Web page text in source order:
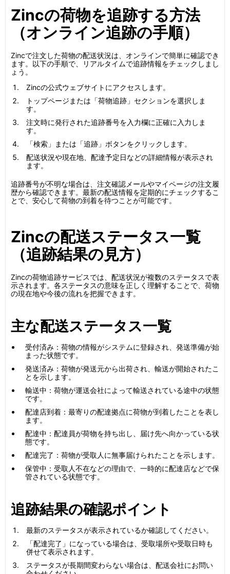
Zincの荷物を追跡する方法
（オンライン追跡の手順）
Zincで注文した荷物の配送状況は、オンラインで簡単に確認でき
ます。以下の手順で、リアルタイムで追跡情報をチェックしまし
ょう。
Zincの公式ウェブサイトにアクセスします。
トップページまたは「荷物追跡」セクションを選択しま
す。
注文時に発行された追跡番号を入力欄に正確に入力しま
す。
「検索」または「追跡」ボタンをクリックします。
配送状況や現在地、配達予定日などの詳細情報が表示され
ます。
追跡番号が不明な場合は、注文確認メールやマイページの注文履
歴から確認できます。最新の配送情報を定期的にチェックするこ
とで、安心して荷物の到着を待つことが可能です。
Zincの配送ステータス一覧
（追跡結果の見方）
Zincの荷物追跡サービスでは、配送状況が複数のステータスで表
示されます。各ステータスの意味を正しく理解することで、荷物
の現在地や今後の流れを把握できます。
主な配送ステータス一覧
受付済み：荷物の情報がシステムに登録され、発送準備が始
まった状態です。
発送済み：荷物が発送元から出荷され、輸送が開始されたこ
とを示します。
輸送中：荷物が運送会社によって輸送されている途中の状態
です。
配達店到着：最寄りの配達拠点に荷物が到着したことを表し
ます。
配達中：配達員が荷物を持ち出し、届け先へ向かっている状
態です。
配達完了：荷物が受取人に無事届けられたことを示します。
保管中：受取人不在などの理由で、一時的に配達店などで保
管されている状態です。
追跡結果の確認ポイント
最新のステータスが表示されているか確認してください。
「配達完了」になっている場合は、受取場所や受取日時も
併せて表示されます。
ステータスが長期間変わらない場合は、配送会社にお問い